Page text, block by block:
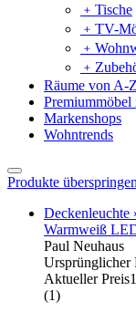
﹢ Tische
﹢ TV-
﹢
﹢
Räume von A-Z
Markenshops
Wohntrends
Produkte überspringen
Warmweiß
Paul Neuhaus
Ursprünglicher
Aktueller Preis
(1)